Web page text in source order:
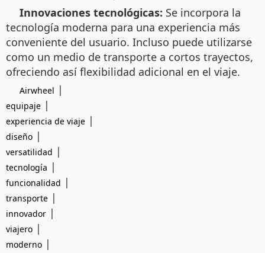
Innovaciones tecnológicas: Se incorpora la
tecnología moderna para una experiencia más
conveniente del usuario. Incluso puede utilizarse
como un medio de transporte a cortos trayectos,
ofreciendo así flexibilidad adicional en el viaje.
Airwheel |
equipaje |
experiencia de viaje |
diseño |
versatilidad |
tecnología |
funcionalidad |
transporte |
innovador |
viajero |
moderno |